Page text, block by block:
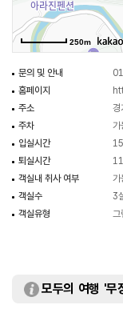
250m
문의 및 안내
홈페이지
주소
경
주차
가
입실시간
퇴실시간
객실내 취사 여부
가
객실수
3
객실유형
모두의 여행 '무